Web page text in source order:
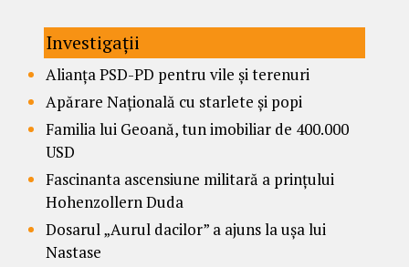
Investigații
Alianța PSD-PD pentru vile și terenuri
Apărare Națională cu starlete și popi
Familia lui Geoană, tun imobiliar de 400.000
USD
Fascinanta ascensiune militară a prințului
Hohenzollern Duda
Dosarul „Aurul dacilor” a ajuns la ușa lui
Nastase